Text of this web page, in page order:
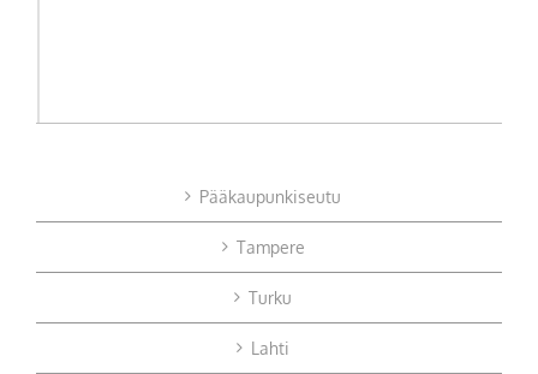
Pääkaupunkiseutu
Tampere
Turku
Lahti